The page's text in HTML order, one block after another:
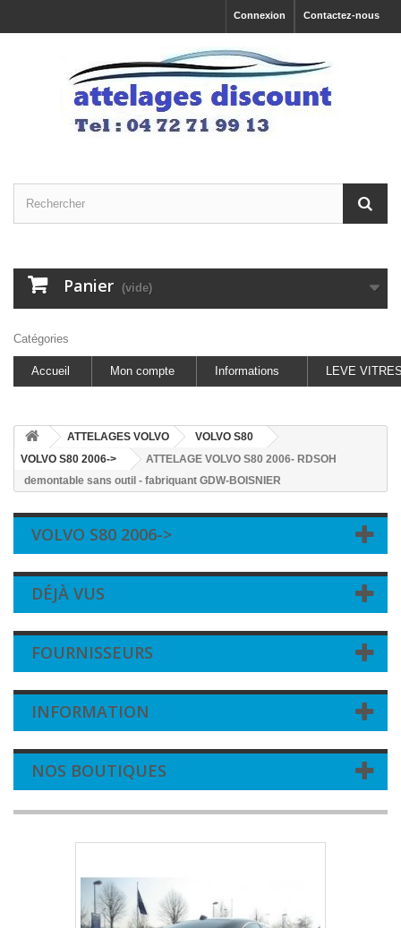
Contactez-nous
Connexion
Panier (vide)
Catégories
Accueil Mon compte Informations LEVE
ATTELAGES VOLVO
VOLVO S80
VOLVO S80 2006->
ATTELAGE VOLVO S80 2006- RDSOH
demontable sans outil - fabriquant GDW-BOISNIER
VOLVO S80 2006->
DÉJÀ VUS
FOURNISSEURS
INFORMATION
NOS BOUTIQUES